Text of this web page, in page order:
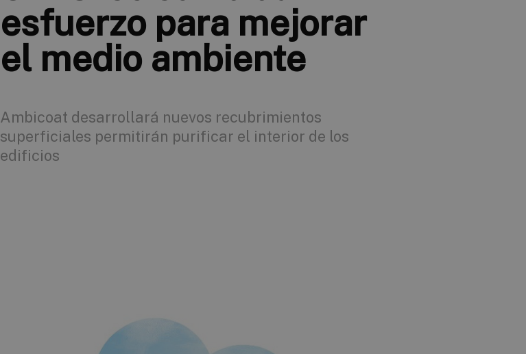
esfuerzo para mejorar
el medio ambiente
Ambicoat desarrollará nuevos recubrimientos
superficiales permitirán purificar el interior de los
edificios